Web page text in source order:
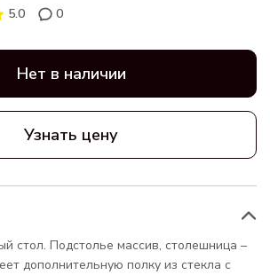
5.0 0
Нет в наличии
Узнать цену
стол. Подстолье массив, столешница –
дополнительную полку из стекла с